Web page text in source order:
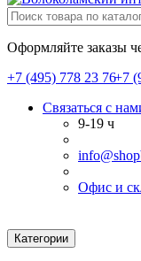
Оформляйте заказы
+7 (495) 778 23 76+7
Связаться с
9-19 ч
Офис и
Категории